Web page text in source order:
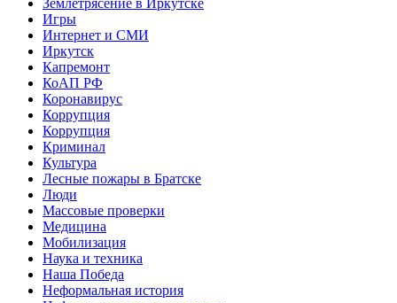
Игры
Интернет и СМИ
Иркутск
Капремонт
КоАП РФ
Коронавирус
Коррупция
Коррупция
Криминал
Культура
Лесные пожары в Братске
Люди
Массовые проверки
Медицина
Мобилизация
Наука и техника
Наша Победа
Неформальная история